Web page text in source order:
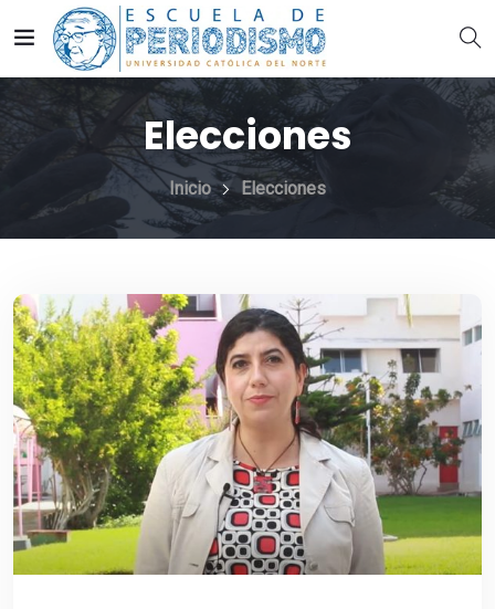
Elecciones
Inicio Elecciones